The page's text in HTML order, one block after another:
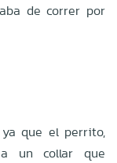
de correr por
que el perrito,
un collar que